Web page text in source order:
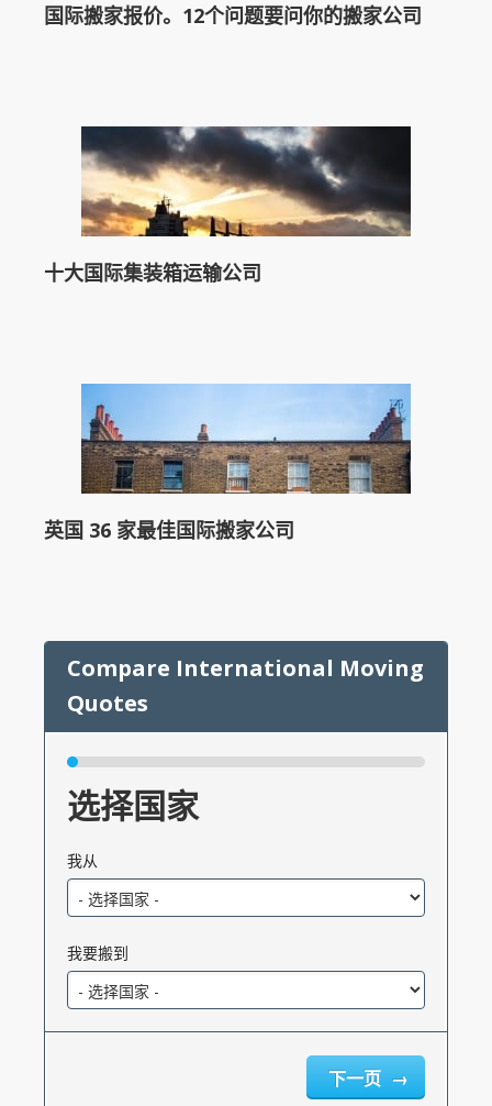
国际搬家报价。12个问题要问你的搬家公司
十大国际集装箱运输公司
英国 36 家最佳国际搬家公司
选择国家
我从
我要搬到
下一页